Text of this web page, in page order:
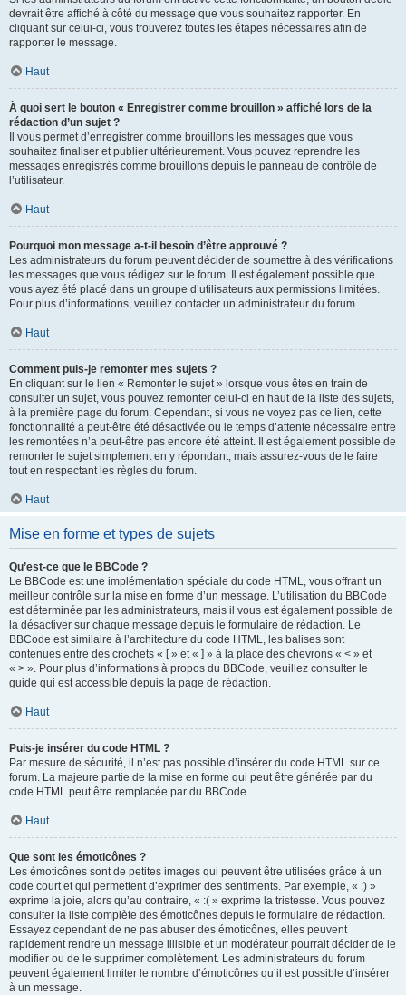
devrait être affiché à côté du message que vous souhaitez rapporter. En
cliquant sur celui-ci, vous trouverez toutes les étapes nécessaires afin de
rapporter le message.
Haut
À quoi sert le bouton « Enregistrer comme brouillon » affiché lors de la
rédaction d’un sujet ?
Il vous permet d’enregistrer comme brouillons les messages que vous
souhaitez finaliser et publier ultérieurement. Vous pouvez reprendre les
messages enregistrés comme brouillons depuis le panneau de contrôle de
l’utilisateur.
Haut
Pourquoi mon message a-t-il besoin d’être approuvé ?
Les administrateurs du forum peuvent décider de soumettre à des vérifications
les messages que vous rédigez sur le forum. Il est également possible que
vous ayez été placé dans un groupe d’utilisateurs aux permissions limitées.
Pour plus d’informations, veuillez contacter un administrateur du forum.
Haut
Comment puis-je remonter mes sujets ?
En cliquant sur le lien « Remonter le sujet » lorsque vous êtes en train de
consulter un sujet, vous pouvez remonter celui-ci en haut de la liste des sujets,
à la première page du forum. Cependant, si vous ne voyez pas ce lien, cette
fonctionnalité a peut-être été désactivée ou le temps d’attente nécessaire entre
les remontées n’a peut-être pas encore été atteint. Il est également possible de
remonter le sujet simplement en y répondant, mais assurez-vous de le faire
tout en respectant les règles du forum.
Haut
Mise en forme et types de sujets
Qu’est-ce que le BBCode ?
Le BBCode est une implémentation spéciale du code HTML, vous offrant un
meilleur contrôle sur la mise en forme d’un message. L’utilisation du BBCode
est déterminée par les administrateurs, mais il vous est également possible de
la désactiver sur chaque message depuis le formulaire de rédaction. Le
BBCode est similaire à l’architecture du code HTML, les balises sont
contenues entre des crochets « [ » et « ] » à la place des chevrons « < » et
« > ». Pour plus d’informations à propos du BBCode, veuillez consulter le
guide qui est accessible depuis la page de rédaction.
Haut
Puis-je insérer du code HTML ?
Par mesure de sécurité, il n’est pas possible d’insérer du code HTML sur ce
forum. La majeure partie de la mise en forme qui peut être générée par du
code HTML peut être remplacée par du BBCode.
Haut
Que sont les émoticônes ?
Les émoticônes sont de petites images qui peuvent être utilisées grâce à un
code court et qui permettent d’exprimer des sentiments. Par exemple, « :) »
exprime la joie, alors qu’au contraire, « :( » exprime la tristesse. Vous pouvez
consulter la liste complète des émoticônes depuis le formulaire de rédaction.
Essayez cependant de ne pas abuser des émoticônes, elles peuvent
rapidement rendre un message illisible et un modérateur pourrait décider de le
modifier ou de le supprimer complètement. Les administrateurs du forum
peuvent également limiter le nombre d’émoticônes qu’il est possible d’insérer
à un message.